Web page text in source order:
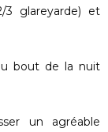
3 glareyarde) et
bout de la nuit
un agréable